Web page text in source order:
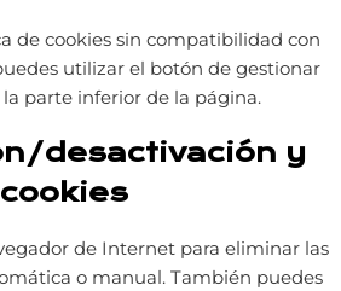
de cookies sin compatibilidad con
utilizar el botón de gestionar
parte inferior de la página.
desactivación y
de Internet para eliminar las
o manual. También puedes